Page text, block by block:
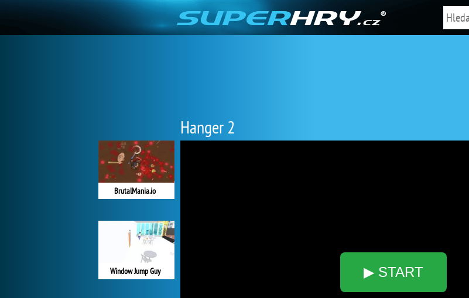
Hanger 2
▶ START
BrutalMania.io
Window Jump Guy